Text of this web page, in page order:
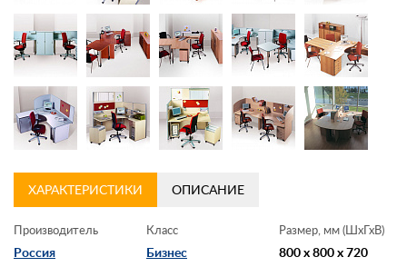
Контакты
Заказать обратный звонок
ХАРАКТЕРИСТИКИ ОПИСАНИЕ
Производитель
Россия
Класс
Бизнес
Размер, мм (ШхГхВ)
800 x 800 x 720